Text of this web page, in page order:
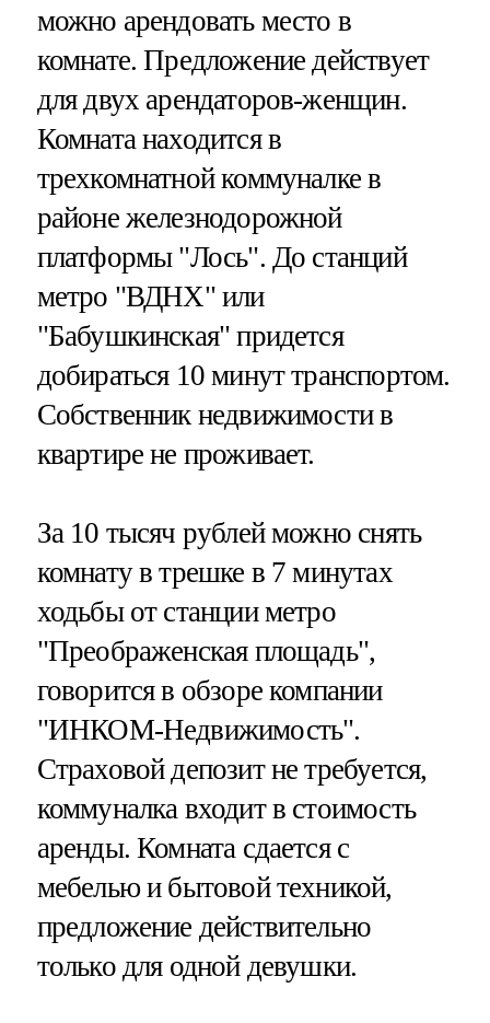
можно арендовать место в
комнате. Предложение действует
для двух арендаторов-женщин.
Комната находится в
трехкомнатной коммуналке в
районе железнодорожной
платформы "Лось". До станций
метро "ВДНХ" или
"Бабушкинская" придется
добираться 10 минут транспортом.
Собственник недвижимости в
квартире не проживает.
За 10 тысяч рублей можно снять
комнату в трешке в 7 минутах
ходьбы от станции метро
"Преображенская площадь",
говорится в обзоре компании
"ИНКОМ-Недвижимость".
Страховой депозит не требуется,
коммуналка входит в стоимость
аренды. Комната сдается с
мебелью и бытовой техникой,
предложение действительно
только для одной девушки.